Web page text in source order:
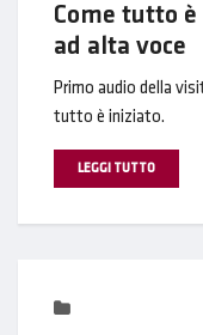
Come tutto
ad alta voce
Primo audio della
tutto è iniziato.
LEGGI TUTTO